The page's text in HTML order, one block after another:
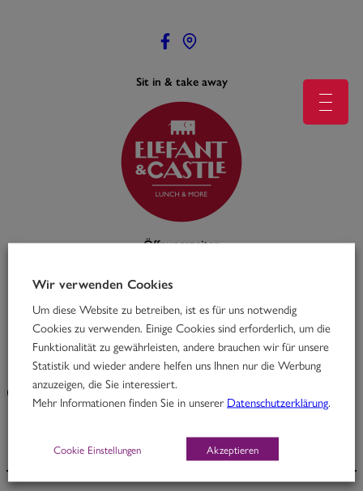
Sit in & take away
Öffnungszeiten
feiertags geschlossen
Chef Sunil
Wir verwenden Cookies
Um diese Website zu betreiben, ist es für uns notwendig
Cookies zu verwenden. Einige Cookies sind erforderlich, um die
Funktionalität zu gewährleisten, andere brauchen wir für unsere
Statistik und wieder andere helfen uns Ihnen nur die Werbung
anzuzeigen, die Sie interessiert.
Mehr Informationen finden Sie in unsererDatenschutzerklärung.
Cookie Einstellungen Akzeptieren